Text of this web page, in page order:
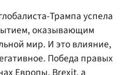
Трампа успела
оказывающим
мир. И это влияние,
Победа правых